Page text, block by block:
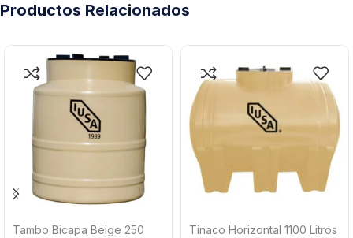
Productos Relacionados
Tambo Bicapa Beige 250
Tinaco Horizontal 1100 Litros